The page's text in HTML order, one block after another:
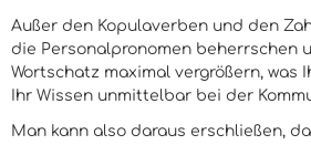
Außer den Kopulaverben und den
die Personalpronomen beherrschen
Wortschatz maximal vergrößern, was
Ihr Wissen unmittelbar bei der
Man kann also daraus erschließen,